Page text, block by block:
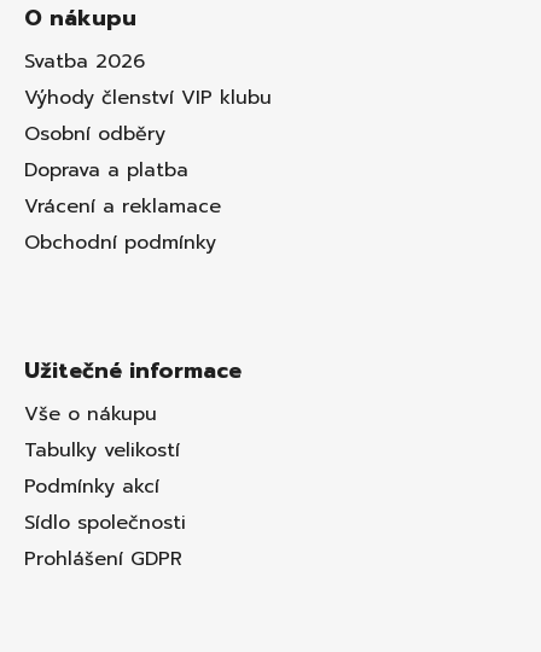
O nákupu
Svatba 2026
Výhody členství VIP klubu
Osobní odběry
Doprava a platba
Vrácení a reklamace
Obchodní podmínky
Užitečné informace
Vše o nákupu
Tabulky velikostí
Podmínky akcí
Sídlo společnosti
Prohlášení GDPR